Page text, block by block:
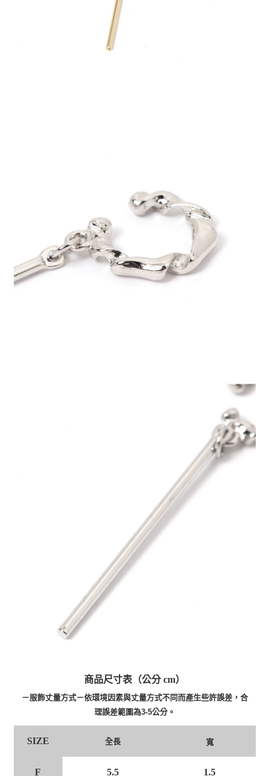
商品尺寸表（公分 cm）
－服飾丈量方式－依環境因素與丈量方式不同而產生些許誤差，合
理誤差範圍為3-5公分。
SIZE 全長 寬
F 5.5 1.5